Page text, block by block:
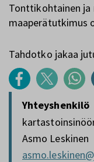
Tonttikohtainen ja
maaperätutkimus
Tahdotko jakaa
Yhteyshenkilö
Asmo Leskinen